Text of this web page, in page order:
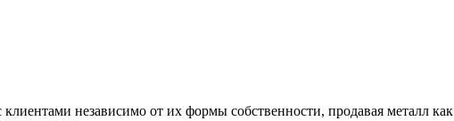
клиентами независимо от их формы собственности, продавая металл